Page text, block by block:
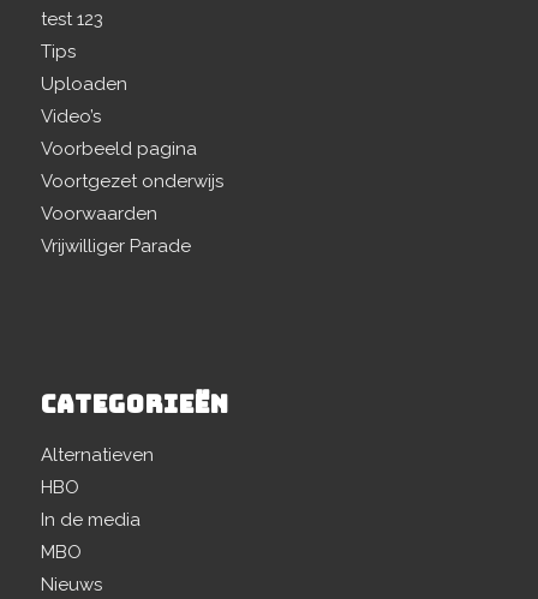
test 123
Tips
Uploaden
Video’s
Voorbeeld pagina
Voortgezet onderwijs
Voorwaarden
Vrijwilliger Parade
CATEGORIEËN
Alternatieven
HBO
In de media
MBO
Nieuws